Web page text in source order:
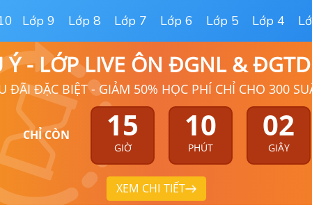
Lớp 9 Lớp 8 Lớp 7 Lớp 6 Lớp 5 Lớp 4
Ý - LỚP LIVE ÔN ĐGNL &
ĐÃI ĐẶC BIỆT - GIẢM 50% HỌC PHÍ CHỈ CHO 300
CHỈ CÒN 15
GIỜ
10
PHÚT
01
GIÂY
XEM CHI TIẾT